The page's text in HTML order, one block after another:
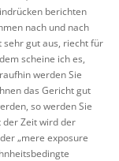
berichten
nach und nach
sehr gut aus, riecht für
scheine ich es,
werden Sie
das Gericht gut
so werden Sie
der Zeit wird der
„mere exposure